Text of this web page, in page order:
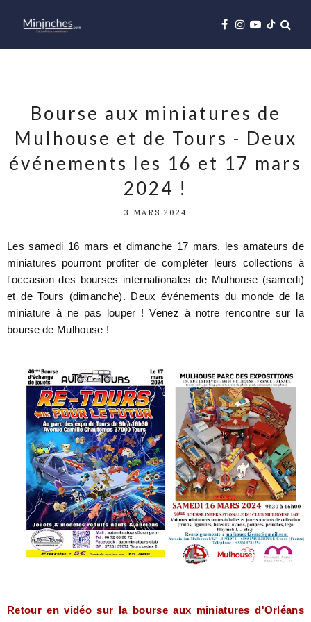
Bourse aux miniatures de
Mulhouse et de Tours - Deux
événements les 16 et 17 mars
2024 !
3 MARS 2024
Les samedi 16 mars et dimanche 17 mars, les amateurs de
miniatures pourront profiter de compléter leurs collections à
l'occasion des bourses internationales de Mulhouse (samedi)
et de Tours (dimanche). Deux événements du monde de la
miniature à ne pas louper ! Venez à notre rencontre sur la
bourse de Mulhouse !
Retour en vidéo sur la bourse aux miniatures d'Orléans